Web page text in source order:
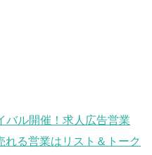
バル開催！求人広告営業
る営業はリスト＆トーク